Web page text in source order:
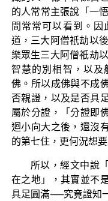
的人常常主張說「一
間常常可以看到。
道，三大阿僧祇劫以
樂眾生三大阿僧祇劫
智慧的別相智，以及
佛。所以成佛與不成
否親證，以及是否具
屬於分證，「分證即
迴小向大之後，還沒
的第七住，更何況想要
所以，經文中說
在之地」，其實並不
具足圓滿──究竟證知